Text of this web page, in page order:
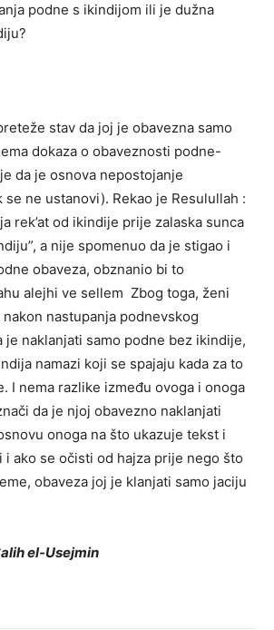
podne s ikindijom ili je dužna
stav da joj je obavezna samo
dokaza o obaveznosti podne-
da je osnova nepostojanje
ne ustanovi). Rekao je Resulullah :
rek’at od ikindije prije zalaska sunca
a nije spomenuo da je stigao i
obaveza, obznanio bi to
alejhi ve sellem Zbog toga, ženi
nastupanja podnevskog
je naklanjati samo podne bez ikindije,
namazi koji se spajaju kada za to
I nema razlike između ovoga i onoga
da je njoj obavezno naklanjati
onoga na što ukazuje tekst i
i ako se očisti od hajza prije nego što
obaveza joj je klanjati samo jaciju
el-Usejmin